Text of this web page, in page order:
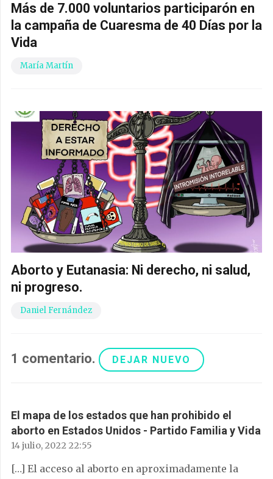
Más de 7.000 voluntarios participarón en
la campaña de Cuaresma de 40 Días por la
Vida
María Martín
Aborto y Eutanasia: Ni derecho, ni salud,
ni progreso.
Daniel Fernández
1 comentario. DEJAR NUEVO
El mapa de los estados que han prohibido el
aborto en Estados Unidos - Partido Familia y Vida
14 julio, 2022 22:55
[…] El acceso al aborto en aproximadamente la